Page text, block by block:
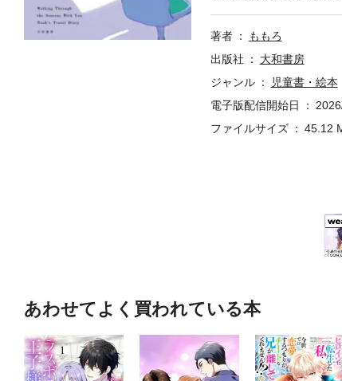
著者
ももろ
出版社
大和書房
ジャンル
児童書・絵本
電子版配信開始日
ファイルサイズ
45.12
あわせてよく買われている本